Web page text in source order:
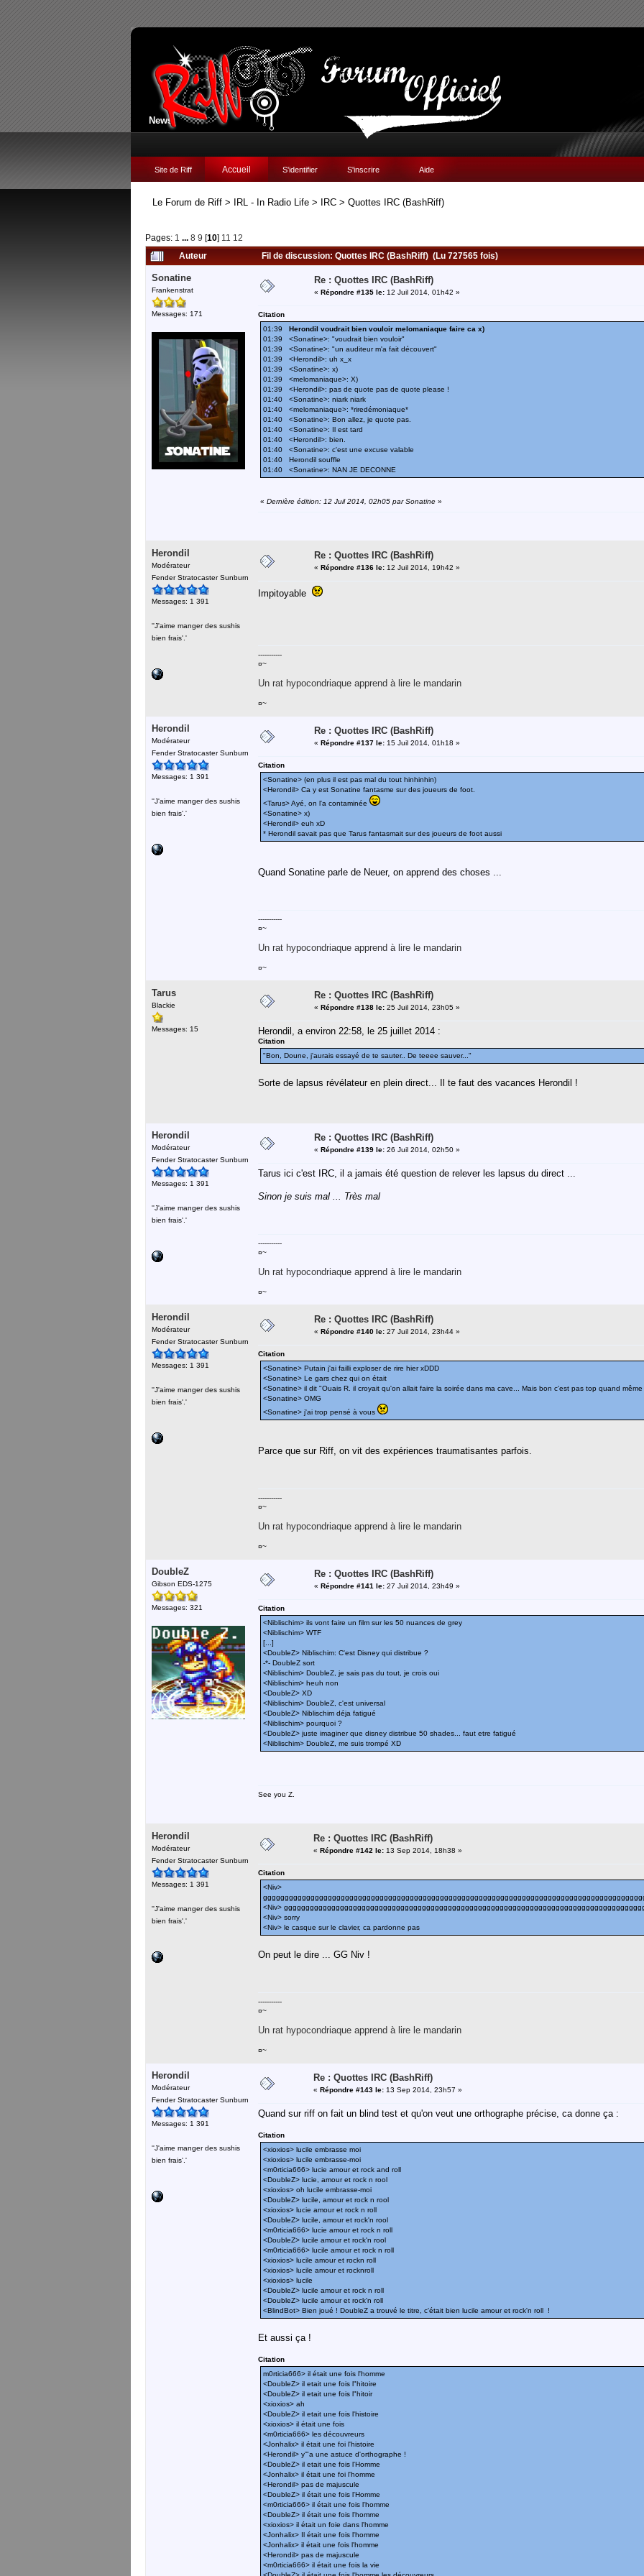
News:
Site de Riff Accueil S'identifier S'inscrire Aide
Le Forum de Riff > IRL - In Radio Life > IRC > Quottes IRC (BashRiff)
Pages: 1 ... 8 9 [10] 11 12
Auteur Fil de discussion: Quottes IRC (BashRiff) (Lu 727565 fois)
Sonatine
Frankenstrat
Messages: 171
Re : Quottes IRC (BashRiff)
« Répondre #135 le: 12 Juil 2014, 01h42 »
Citation
01:39 Herondil voudrait bien vouloir melomaniaque faire ca x)
01:39 <Sonatine>: "voudrait bien vouloir"
01:39 <Sonatine>: "un auditeur m'a fait découvert"
01:39 <Herondil>: uh x_x
01:39 <Sonatine>: x)
01:39 <melomaniaque>: X)
01:39 <Herondil>: pas de quote pas de quote please !
01:40 <Sonatine>: niark niark
01:40 <melomaniaque>: *riredémoniaque*
01:40 <Sonatine>: Bon allez, je quote pas.
01:40 <Sonatine>: Il est tard
01:40 <Herondil>: bien.
01:40 <Sonatine>: c'est une excuse valable
01:40 Herondil souffle
01:40 <Sonatine>: NAN JE DECONNE
« Dernière édition: 12 Juil 2014, 02h05 par Sonatine »
Herondil
Modérateur
Fender Stratocaster Sunburn
Messages: 1 391
''J'aime manger des sushis
bien frais'.'
Re : Quottes IRC (BashRiff)
« Répondre #136 le: 12 Juil 2014, 19h42 »
Impitoyable
-----------
¤~
Un rat hypocondriaque apprend à lire le mandarin
¤~
Herondil
Modérateur
Fender Stratocaster Sunburn
Messages: 1 391
''J'aime manger des sushis
bien frais'.'
Re : Quottes IRC (BashRiff)
« Répondre #137 le: 15 Juil 2014, 01h18 »
Citation
<Sonatine> (en plus il est pas mal du tout hinhinhin)
<Herondil> Ca y est Sonatine fantasme sur des joueurs de foot.
<Tarus> Ayé, on l'a contaminée
<Sonatine> x)
<Herondil> euh xD
* Herondil savait pas que Tarus fantasmait sur des joueurs de foot aussi
Quand Sonatine parle de Neuer, on apprend des choses ...
-----------
¤~
Un rat hypocondriaque apprend à lire le mandarin
¤~
Tarus
Blackie
Messages: 15
Re : Quottes IRC (BashRiff)
« Répondre #138 le: 25 Juil 2014, 23h05 »
Herondil, a environ 22:58, le 25 juillet 2014 :
Citation
"Bon, Doune, j'aurais essayé de te sauter.. De teeee sauver..."
Sorte de lapsus révélateur en plein direct... Il te faut des vacances Herondil !
Herondil
Modérateur
Fender Stratocaster Sunburn
Messages: 1 391
''J'aime manger des sushis
bien frais'.'
Re : Quottes IRC (BashRiff)
« Répondre #139 le: 26 Juil 2014, 02h50 »
Tarus ici c'est IRC, il a jamais été question de relever les lapsus du direct ...
Sinon je suis mal ... Très mal
-----------
¤~
Un rat hypocondriaque apprend à lire le mandarin
¤~
Herondil
Modérateur
Fender Stratocaster Sunburn
Messages: 1 391
''J'aime manger des sushis
bien frais'.'
Re : Quottes IRC (BashRiff)
« Répondre #140 le: 27 Juil 2014, 23h44 »
Citation
<Sonatine> Putain j'ai failli exploser de rire hier xDDD
<Sonatine> Le gars chez qui on était
<Sonatine> il dit "Ouais R. il croyait qu'on allait faire la soirée dans ma cave... Mais bon c'est pas top quand
<Sonatine> OMG
<Sonatine> j'ai trop pensé à vous
Parce que sur Riff, on vit des expériences traumatisantes parfois.
-----------
¤~
Un rat hypocondriaque apprend à lire le mandarin
¤~
DoubleZ
Gibson EDS-1275
Messages: 321
Re : Quottes IRC (BashRiff)
« Répondre #141 le: 27 Juil 2014, 23h49 »
Citation
<Niblischim> ils vont faire un film sur les 50 nuances de grey
<Niblischim> WTF
[...]
<DoubleZ> Niblischim: C'est Disney qui distribue ?
-*- DoubleZ sort
<Niblischim> DoubleZ, je sais pas du tout, je crois oui
<Niblischim> heuh non
<DoubleZ> XD
<Niblischim> DoubleZ, c'est universal
<DoubleZ> Niblischim déja fatigué
<Niblischim> pourquoi ?
<DoubleZ> juste imaginer que disney distribue 50 shades... faut etre fatigué
<Niblischim> DoubleZ, me suis trompé XD
See you Z.
Herondil
Modérateur
Fender Stratocaster Sunburn
Messages: 1 391
''J'aime manger des sushis
bien frais'.'
Re : Quottes IRC (BashRiff)
« Répondre #142 le: 13 Sep 2014, 18h38 »
Citation
<Niv>
<Niv>
<Niv> sorry
<Niv> le casque sur le clavier, ca pardonne pas
On peut le dire ... GG Niv !
-----------
¤~
Un rat hypocondriaque apprend à lire le mandarin
¤~
Herondil
Modérateur
Fender Stratocaster Sunburn
Messages: 1 391
''J'aime manger des sushis
bien frais'.'
Re : Quottes IRC (BashRiff)
« Répondre #143 le: 13 Sep 2014, 23h57 »
Quand sur riff on fait un blind test et qu'on veut une orthographe précise, ca donne ça :
Citation
<xioxios> lucile embrasse moi
<xioxios> lucile embrasse-moi
<m0rticia666> lucie amour et rock and roll
<DoubleZ> lucie, amour et rock n rool
<xioxios> oh lucile embrasse-moi
<DoubleZ> lucile, amour et rock n rool
<xioxios> lucie amour et rock n roll
<DoubleZ> lucile, amour et rock'n rool
<m0rticia666> lucie amour et rock n roll
<DoubleZ> lucile amour et rock'n rool
<m0rticia666> lucile amour et rock n roll
<xioxios> lucile amour et rockn roll
<xioxios> lucile amour et rocknroll
<xioxios> lucile
<DoubleZ> lucile amour et rock n roll
<DoubleZ> lucile amour et rock'n roll
<BlindBot> Bien joué ! DoubleZ a trouvé le titre, c'était bien lucile amour et rock'n roll !
Et aussi ça !
Citation
m0rticia666> il était une fois l'homme
<DoubleZ> il etait une fois l"hitoire
<DoubleZ> il etait une fois l"hitoir
<xioxios> ah
<DoubleZ> il etait une fois l'histoire
<xioxios> il était une fois
<m0rticia666> les découvreurs
<Jonhalix> il était une foi l'histoire
<Herondil> y'"a une astuce d'orthographe !
<DoubleZ> il etait une fois l'Homme
<Jonhalix> il était une foi l'homme
<Herondil> pas de majuscule
<DoubleZ> il était une fois l'Homme
<m0rticia666> il était une fois l'homme
<DoubleZ> il était une fois l'homme
<xioxios> il était un foie dans l'homme
<Jonhalix> Il était une fois l'homme
<Jonhalix> il était une fois l'homme
<Herondil> pas de majuscule
<m0rticia666> il était une fois la vie